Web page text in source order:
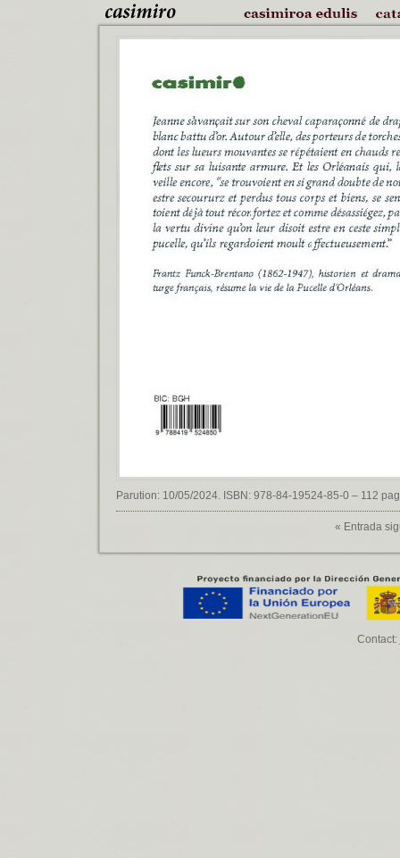
Parution: 10/05/2024. ISBN: 978-84-19524-85-0 – 112
« Entrada
Contact: